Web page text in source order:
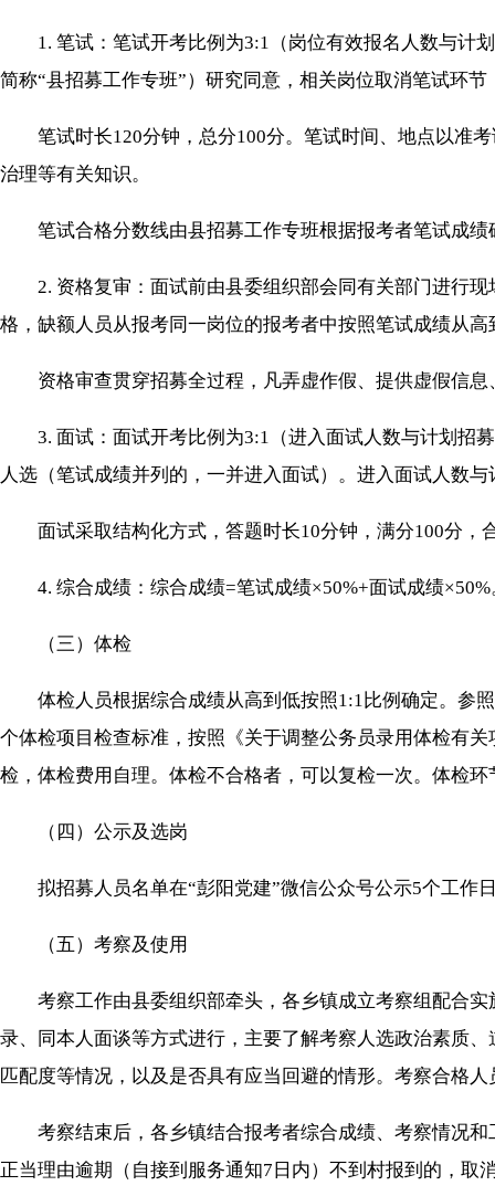
1. 笔试：笔试开考比例为3:1（岗位有效报名人数与计划
简称“县招募工作专班”）研究同意，相关岗位取消笔试环
笔试时长120分钟，总分100分。笔试时间、地点以准考
治理等有关知识。
笔试合格分数线由县招募工作专班根据报考者笔试成绩
2. 资格复审：面试前由县委组织部会同有关部门进行现
格，缺额人员从报考同一岗位的报考者中按照笔试成绩从
资格审查贯穿招募全过程，凡弄虚作假、提供虚假信息
3. 面试：面试开考比例为3:1（进入面试人数与计划招募
人选（笔试成绩并列的，一并进入面试）。进入面试人数
面试采取结构化方式，答题时长10分钟，满分100分，
4. 综合成绩：综合成绩=笔试成绩×50%+面试成绩×50%
（三）体检
体检人员根据综合成绩从高到低按照1:1比例确定。参照
个体检项目检查标准，按照《关于调整公务员录用体检有
检，体检费用自理。体检不合格者，可以复检一次。体检
（四）公示及选岗
拟招募人员名单在“彭阳党建”微信公众号公示5个工作
（五）考察及使用
考察工作由县委组织部牵头，各乡镇成立考察组配合实
录、同本人面谈等方式进行，主要了解考察人选政治素质
匹配度等情况，以及是否具有应当回避的情形。考察合格
考察结束后，各乡镇结合报考者综合成绩、考察情况和
正当理由逾期（自接到服务通知7日内）不到村报到的，